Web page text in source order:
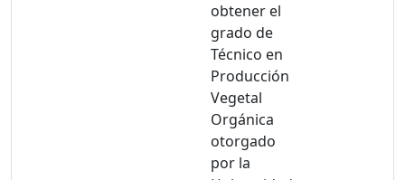
obtener el
grado de
Técnico en
Producción
Vegetal
Orgánica
otorgado
por la